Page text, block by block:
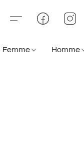
Femme Homme